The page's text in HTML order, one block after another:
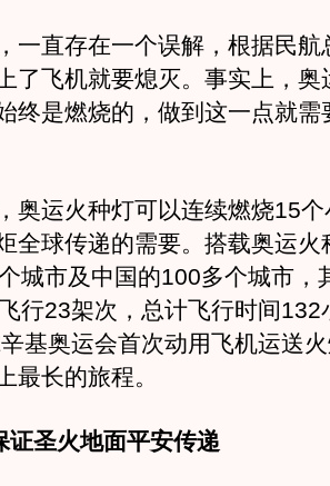
直存在一个误解，根据民航
了飞机就要熄灭。事实上，奥
终是燃烧的，做到这一点就需
运火种灯可以连续燃烧15个
全球传递的需要。搭载奥运火
城市及中国的100多个城市，
行23架次，总计飞行时间132
基奥运会首次动用飞机运送
最长的旅程。
圣火地面平安传递